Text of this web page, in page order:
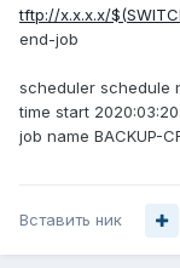
tftp://x.x.x.x/
end-job
scheduler schedule
time start
job name BACKUP-
Вставить ник